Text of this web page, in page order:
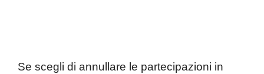
Se scegli di annullare le partecipazioni in